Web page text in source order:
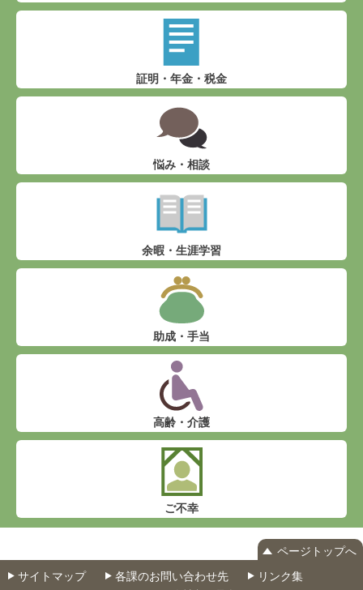
証明・年金・税金
悩み・相談
余暇・生涯学習
助成・手当
高齢・介護
ご不幸
ページトップへ
サイトマップ
各課のお問い合わせ先
リンク集